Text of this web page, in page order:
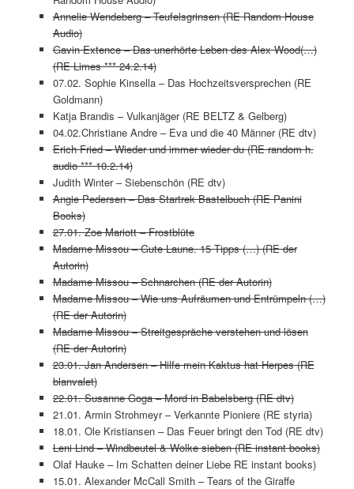
Annelie Wendeberg – Teufelsgrinsen (RE Random House
Audio)
Gavin Extence – Das unerhörte Leben des Alex Wood(…)
(RE Limes *** 24.2.14)
07.02. Sophie Kinsella – Das Hochzeitsversprechen (RE
Goldmann)
Katja Brandis – Vulkanjäger (RE BELTZ & Gelberg)
04.02.Christiane Andre – Eva und die 40 Männer (RE dtv)
Erich Fried – Wieder und immer wieder du (RE random h.
audio *** 10.2.14)
Judith Winter – Siebenschön (RE dtv)
Angie Pedersen – Das Startrek Bastelbuch (RE Panini
Books)
27.01. Zoe Mariott – Frostblüte
Madame Missou – Gute Laune. 15 Tipps (…) (RE der
Autorin)
Madame Missou – Schnarchen (RE der Autorin)
Madame Missou – Wie uns Aufräumen und Entrümpeln (…)
(RE der Autorin)
Madame Missou – Streitgespräche verstehen und lösen
(RE der Autorin)
23.01. Jan Andersen – Hilfe mein Kaktus hat Herpes (RE
blanvalet)
22.01. Susanne Goga – Mord in Babelsberg (RE dtv)
21.01. Armin Strohmeyr – Verkannte Pioniere (RE styria)
18.01. Ole Kristiansen – Das Feuer bringt den Tod (RE dtv)
Leni Lind – Windbeutel & Wolke sieben (RE instant books)
Olaf Hauke – Im Schatten deiner Liebe RE instant books)
15.01. Alexander McCall Smith – Tears of the Giraffe